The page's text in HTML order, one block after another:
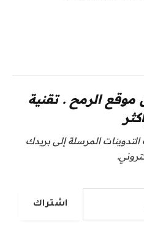
الرمح . تقنية
المرسلة إلى بريدك
اشتراك